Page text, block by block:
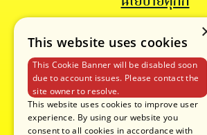
This website uses cookies
This Cookie Banner will be disabled soon
due to account issues. Please contact the
site owner to resolve.
This website uses cookies to improve user
experience. By using our website you
consent to all cookies in accordance with